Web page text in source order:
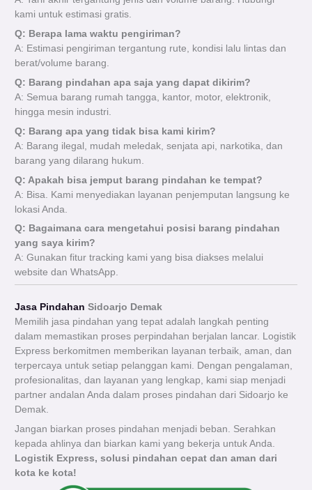
kami untuk estimasi gratis.
Q: Berapa lama waktu pengiriman?
A: Estimasi pengiriman tergantung rute, kondisi lalu lintas dan
berat/volume barang.
Q: Barang pindahan apa saja yang dapat dikirim?
A: Semua barang rumah tangga, kantor, motor, elektronik,
hingga mesin industri.
Q: Barang apa yang tidak bisa kami kirim?
A: Barang ilegal, mudah meledak, senjata api, narkotika, dan
barang yang dilarang hukum.
Q: Apakah bisa jemput barang pindahan ke tempat?
A: Bisa. Kami menyediakan layanan penjemputan langsung ke
lokasi Anda.
Q: Bagaimana cara mengetahui posisi barang pindahan
yang saya kirim?
A: Gunakan fitur tracking kami yang bisa diakses melalui
website dan WhatsApp.
Jasa Pindahan Sidoarjo Demak
Memilih jasa pindahan yang tepat adalah langkah penting
dalam memastikan proses perpindahan berjalan lancar. Logistik
Express berkomitmen memberikan layanan terbaik, aman, dan
terpercaya untuk setiap pelanggan kami. Dengan pengalaman,
profesionalitas, dan layanan yang lengkap, kami siap menjadi
partner andalan Anda dalam proses pindahan dari Sidoarjo ke
Demak.
Jangan biarkan proses pindahan menjadi beban. Serahkan
kepada ahlinya dan biarkan kami yang bekerja untuk Anda.
Logistik Express, solusi pindahan cepat dan aman dari
kota ke kota!